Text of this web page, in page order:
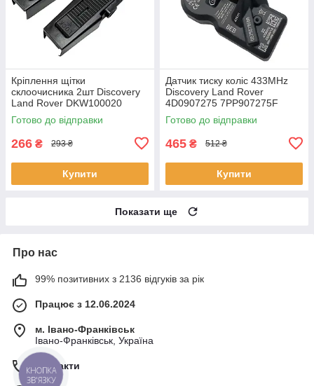
Кріплення щітки
склоочисника 2шт Discovery
Land Rover DKW100020
Готово до відправки
266 ₴ 293 ₴
Купити
Датчик тиску коліс 433MHz
Discovery Land Rover
4D0907275 7PP907275F
5Q0907275 36106877937
407001628R
Готово до відправки
465 ₴ 512 ₴
Купити
Показати ще
Про нас
99% позитивних з 2136 відгуків за рік
Працює з 12.06.2024
м. Івано-Франківськ
Івано-Франківськ, Україна
Контакти
КНОПКА
ЗВ'ЯЗКУ